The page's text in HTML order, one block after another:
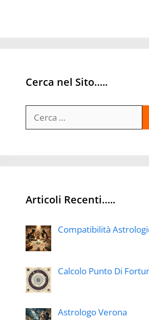
Cerca nel Sito…..
per:
Articoli Recenti…..
Compatibilità
Calcolo Punto Di
Astrologo Verona